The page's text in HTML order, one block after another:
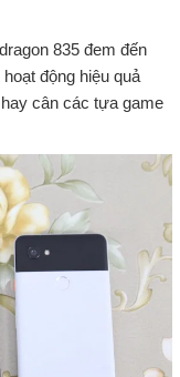
835 đem đến
động hiệu quả
cân các tựa game